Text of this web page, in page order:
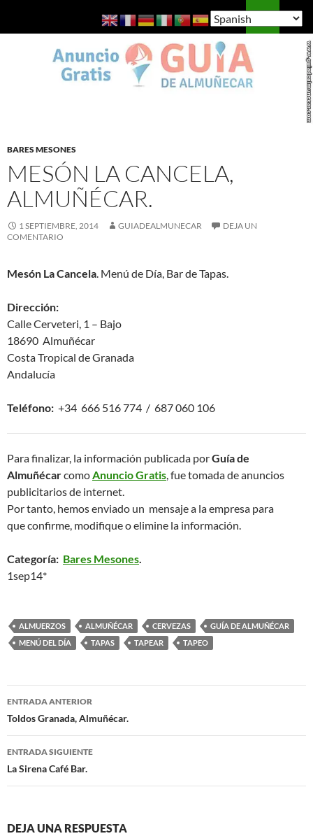
Guía de Almuñécar
MENÚ
BARES MESONES
MESÓN LA CANCELA,
ALMUÑÉCAR.
1 SEPTIEMBRE, 2014 GUIADEALMUNECAR
DEJA UN
COMENTARIO
Mesón La Cancela . Menú de Día, Bar de Tapas.
Dirección:
Calle Cerveteri, 1 – Bajo
18690 Almuñécar
Costa Tropical de Granada
Andalucía
Teléfono: +34 666 516 774 / 687 060 106
Para finalizar, la información publicada porGuía de
Almuñécarcomo Anuncio Gratis , fue tomada de anuncios
publicitarios de internet.
Por tanto, hemos enviado un mensaje a la empresa para
que confirme, modifique o elimine la información.
Categoría: Bares Mesones
1sep14*
ALMUERZOS ALMUÑÉCAR CERVEZAS
GUÍA DE ALMUÑÉCAR
MENÚ DEL DÍA
TAPAS TAPEAR TAPEO
Navegación
de
entradas
ENTRADA ANTERIOR
Toldos Granada, Almuñécar.
ENTRADA SIGUIENTE
La Sirena Café Bar.
DEJA UNA RESPUESTA